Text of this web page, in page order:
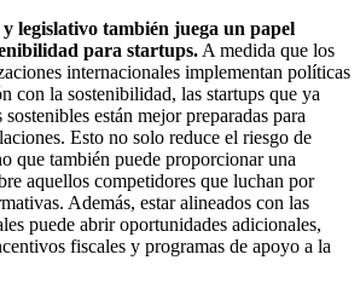
legislativo también juega un papel
para startups.A medida que los
internacionales implementan políticas
con la sostenibilidad, las startups que ya
están mejor preparadas para
Esto no solo reduce el riesgo de
que también puede proporcionar una
aquellos competidores que luchan por
Además, estar alineados con las
puede abrir oportunidades adicionales,
fiscales y programas de apoyo a la